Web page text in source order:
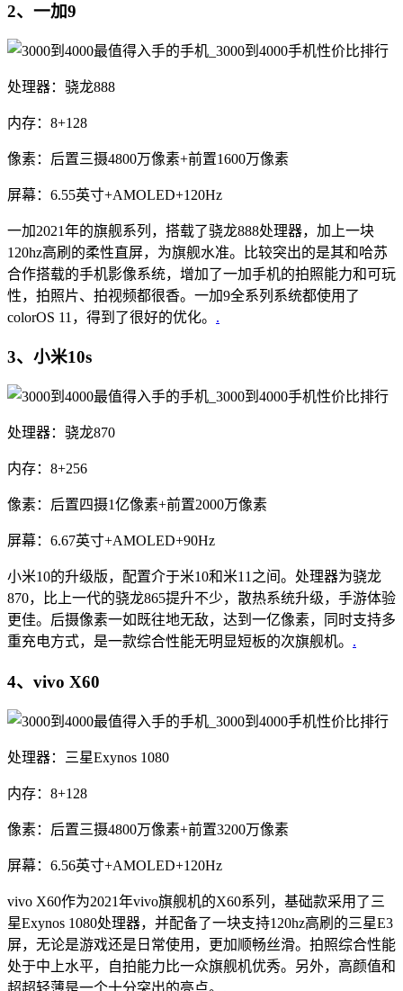
2、一加9
处理器：骁龙888
内存：8+128
像素：后置三摄4800万像素+前置1600万像素
屏幕：6.55英寸+AMOLED+120Hz
一加2021年的旗舰系列，搭载了骁龙888处理器，加上一块
120hz高刷的柔性直屏，为旗舰水准。比较突出的是其和哈苏
合作搭载的手机影像系统，增加了一加手机的拍照能力和可玩
性，拍照片、拍视频都很香。一加9全系列系统都使用了
colorOS 11，得到了很好的优化。 .
3、小米10s
处理器：骁龙870
内存：8+256
像素：后置四摄1亿像素+前置2000万像素
屏幕：6.67英寸+AMOLED+90Hz
小米10的升级版，配置介于米10和米11之间。处理器为骁龙
870，比上一代的骁龙865提升不少，散热系统升级，手游体验
更佳。后摄像素一如既往地无敌，达到一亿像素，同时支持多
重充电方式，是一款综合性能无明显短板的次旗舰机。 .
4、vivo X60
处理器：三星Exynos 1080
内存：8+128
像素：后置三摄4800万像素+前置3200万像素
屏幕：6.56英寸+AMOLED+120Hz
vivo X60作为2021年vivo旗舰机的X60系列，基础款采用了三
星Exynos 1080处理器，并配备了一块支持120hz高刷的三星E3
屏，无论是游戏还是日常使用，更加顺畅丝滑。拍照综合性能
处于中上水平，自拍能力比一众旗舰机优秀。另外，高颜值和
超超轻薄是一个十分突出的亮点。 .